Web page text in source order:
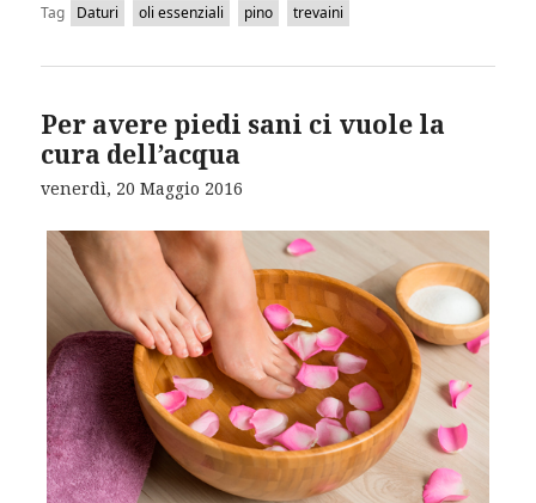
Tag Daturi oli essenziali pino trevaini
Per avere piedi sani ci vuole la
cura dell’acqua
venerdì, 20 Maggio 2016